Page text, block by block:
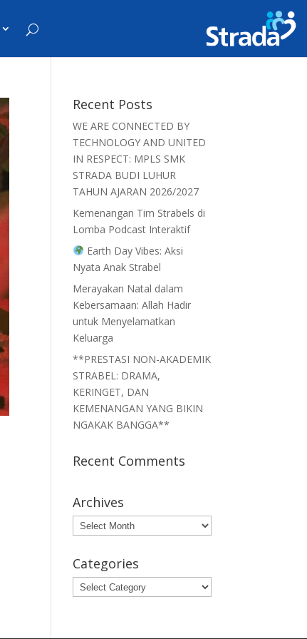
Recent Posts
WE ARE CONNECTED BY
TECHNOLOGY AND UNITED
IN RESPECT: MPLS SMK
STRADA BUDI LUHUR
TAHUN AJARAN 2026/2027
Kemenangan Tim Strabels di
Lomba Podcast Interaktif
Earth Day Vibes: Aksi
Nyata Anak Strabel
Merayakan Natal dalam
Kebersamaan: Allah Hadir
untuk Menyelamatkan
Keluarga
**PRESTASI NON-AKADEMIK
STRABEL: DRAMA,
KERINGET, DAN
KEMENANGAN YANG BIKIN
NGAKAK BANGGA**
Recent Comments
Archives
Archives
Categories
Categories